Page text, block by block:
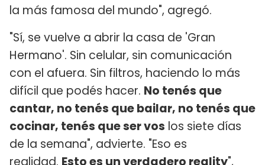
la más famosa del mundo", agregó.
"Sí, se vuelve a abrir la casa de 'Gran
Hermano'. Sin celular, sin comunicación
con el afuera. Sin filtros, haciendo lo más
difícil que podés hacer. No tenés que
cantar, no tenés que bailar, no tenés que
cocinar, tenés que ser vos los siete días
de la semana", advierte. "Eso es
realidad. Esto es un verdadero reality",